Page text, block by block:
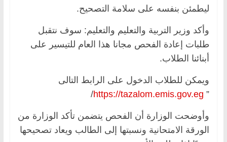
ليطمئن بنفسه على سلامة التصحيح.
وأكد وزير التربية والتعليم والتعليم: سوف نتقبل
طلبات إعادة الفحص مجانا هذا العام للتيسير على
أبنائنا الطلاب.
ويمكن للطلاب الدخول على الرابط التالى
”
https://tazalom.emis.gov.eg
/
وأوضحت الوزارة أن الفحص يتضمن تأكد الوزارة من
الورقة الامتحانية ونسبتها إلى الطالب ويعاد تصحيحها